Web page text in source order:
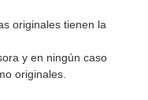
originales tienen la
y en ningún caso
originales.